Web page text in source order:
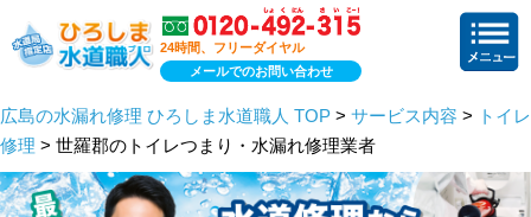
24時間、フリーダイヤル
メールでのお問い合わせ
広島の水漏れ修理 ひろしま水道職人 TOP > サービス内容 > トイレ
修理 > 世羅郡のトイレつまり・水漏れ修理業者